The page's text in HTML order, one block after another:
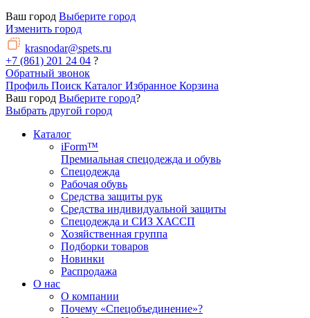
Ваш город Выберите город
Изменить город
krasnodar@spets.ru
+7 (861) 201 24 04 ?
Обратный звонок
Профиль Поиск Каталог Избранное Корзина
Ваш город Выберите город?
Выбрать другой город
Каталог
iForm™
Премиальная спецодежда и обувь
Спецодежда
Рабочая обувь
Средства защиты рук
Средства индивидуальной защиты
Спецодежда и СИЗ ХАССП
Хозяйственная группа
Подборки товаров
Новинки
Распродажа
О нас
О компании
Почему «Спецобъединение»?